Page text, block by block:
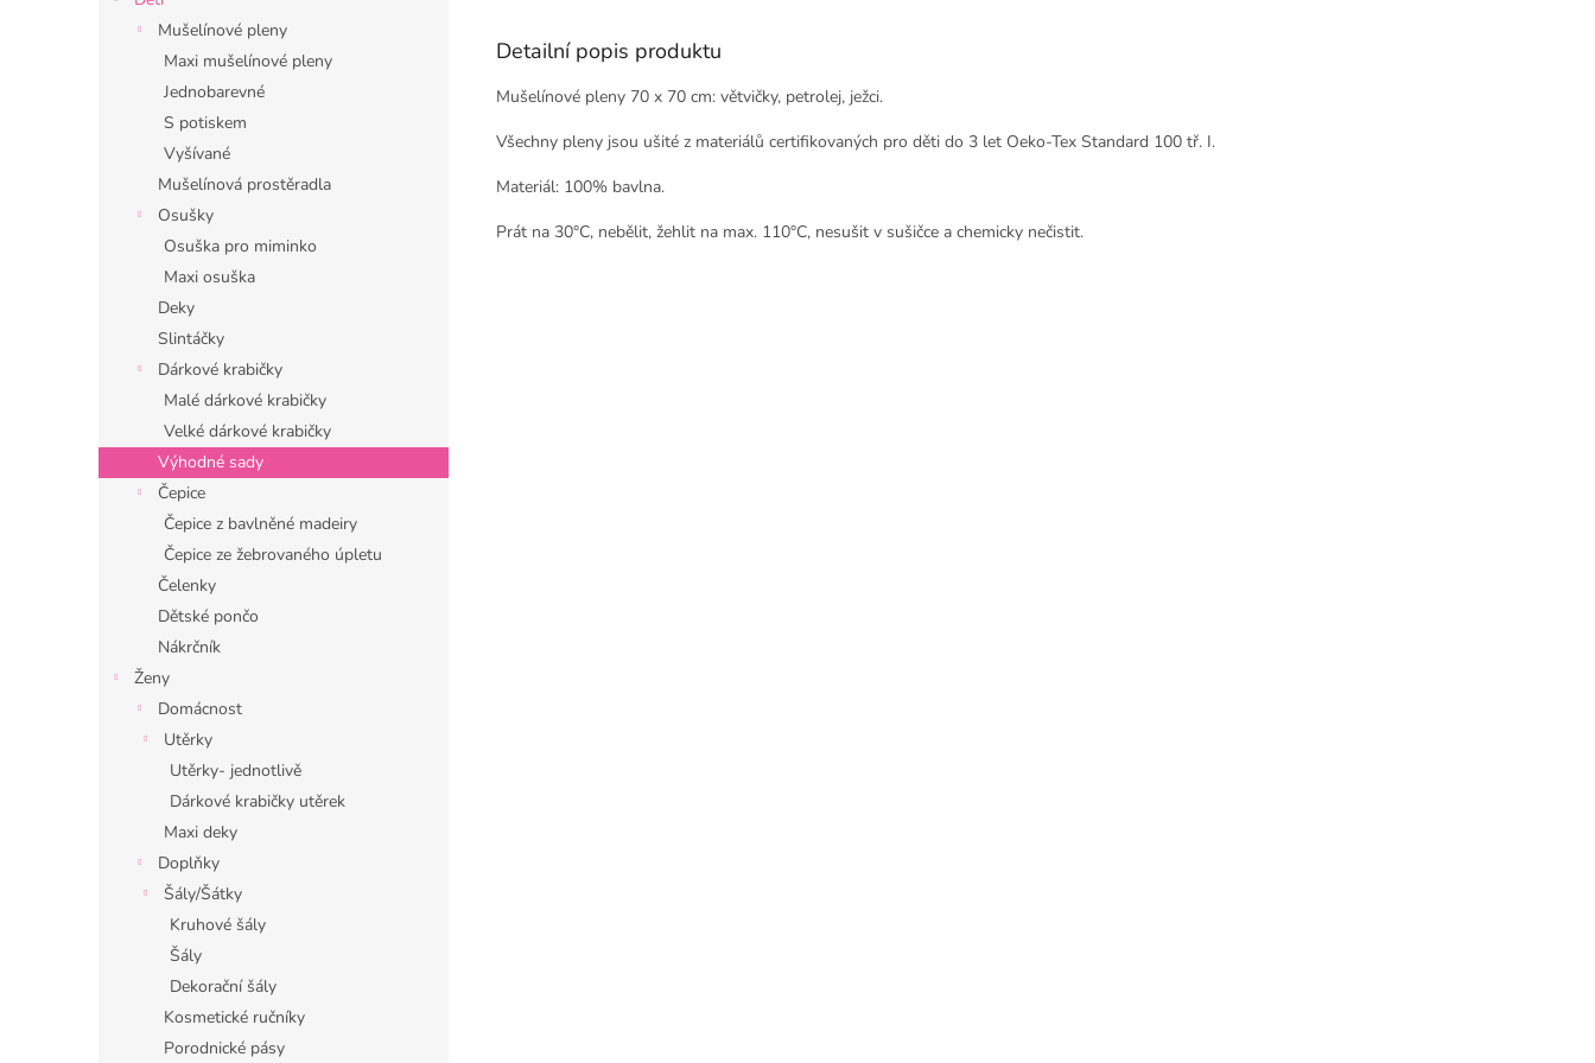
Mušelínové pleny
Maxi mušelínové pleny
Jednobarevné
S potiskem
Vyšívané
Mušelínová prostěradla
Osušky
Osuška pro miminko
Maxi osuška
Deky
Slintáčky
Dárkové krabičky
Malé dárkové krabičky
Velké dárkové krabičky
Výhodné sady
Čepice
Čepice z bavlněné madeiry
Čepice ze žebrovaného úpletu
Čelenky
Dětské pončo
Nákrčník
Ženy
Domácnost
Utěrky
Utěrky- jednotlivě
Dárkové krabičky utěrek
Maxi deky
Doplňky
Šály/Šátky
Kruhové šály
Šály
Dekorační šály
Kosmetické ručníky
Porodnické pásy
Detailní popis produktu
Mušelínové pleny 70 x 70 cm: větvičky, petrolej, ježci.
Všechny pleny jsou ušité z materiálů certifikovaných pro děti do 3 let Oeko-Tex Standard 100 tř. I.
Materiál: 100% bavlna.
Prát na 30°C, nebělit, žehlit na max. 110°C, nesušit v sušičce a chemicky nečistit.